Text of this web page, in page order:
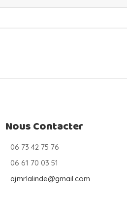
Nous Contacter
06 73 42 75 76
06 61 70 03 51
ajmrlalinde@gmail.com